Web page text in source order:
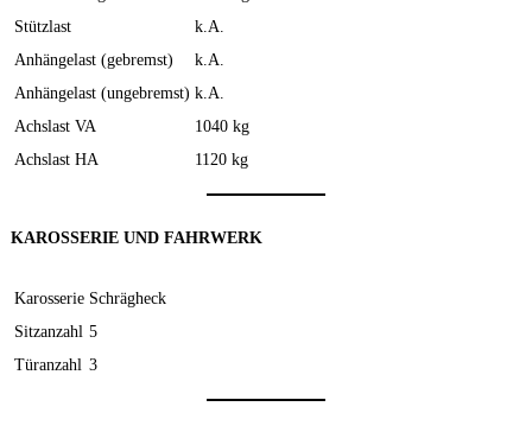
Stützlast
k.A.
Anhängelast (gebremst)
k.A.
Anhängelast (ungebremst) k.A.
Achslast VA
1040 kg
Achslast HA
1120 kg
KAROSSERIE UND FAHRWERK
Karosserie Schrägheck
Sitzanzahl 5
Türanzahl 3